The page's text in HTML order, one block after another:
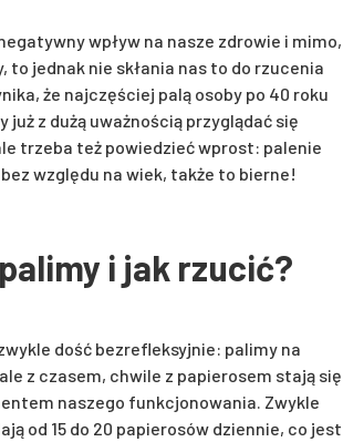
wpływ na nasze zdrowie i mimo,
to jednak nie skłania nas to do rzucenia
że najczęściej palą osoby po 40 roku
już z dużą uważnością przyglądać się
trzeba też powiedzieć wprost: palenie
względu na wiek, także to bierne!
i jak rzucić?
dość bezrefleksyjnie: palimy na
z czasem, chwile z papierosem stają się
naszego funkcjonowania. Zwykle
od 15 do 20 papierosów dziennie, co jest